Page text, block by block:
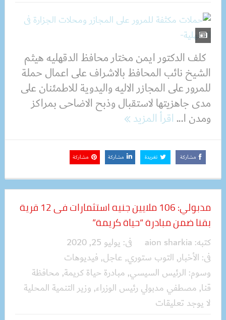
كلف الدكتور ايمن مختار محافظ الدقهليه هيثم
الشيخ نائب المحافظ بالاشراف على اعمال حملة
للمرور على المجازر الاليه واليدوية للاطمئنان على
مدى جاهزيتها لاستقبال وذبح الاضاحى بمراكز
ومدن ا...اقرأ المزيد
مشاركة تغريدة مشاركة مشاركة
مدبولي: 106 ملايين جنيه استثمارات فى 12 قرية
بقنا ضمن مبادرة “حياة كريمة”
كتبه: aion sharkia فى: يوليو 25, 2020
فى: الأخبار, التوب ستوري, عاجل, فيديوهات
وسوم: الرئيس السيسي, مبادرة حياة كريمة, محافظة
قنا, مصطفي مدبولي رئيس الوزراء, وزير التنمية المحلية
لا يوجد تعليقات